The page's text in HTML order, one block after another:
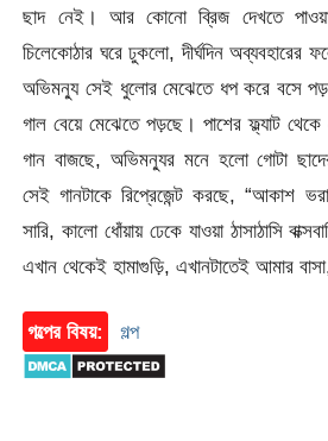
ছাদ নেই। আর কোনো ব্রিজ দেখতে
চিলেকোঠার ঘরে ঢুকলো, দীর্ঘদিন অব্যবহারের
অভিমন্যু সেই ধুলোর মেঝেতে ধপ করে বসে
গাল বেয়ে মেঝেতে পড়ছে। পাশের ফ্ল্যাট
গান বাজছে, অভিমন্যুর মনে হলো গোটা ছাদের
সেই গানটাকে রিপ্রেজেন্ট করছে, “আকাশ
সারি, কালো ধোঁয়ায় ঢেকে যাওয়া ঠাসাঠাসি
এখান থেকেই হামাগুড়ি, এখানটাতেই আমার
গল্পের বিষয়: গল্প